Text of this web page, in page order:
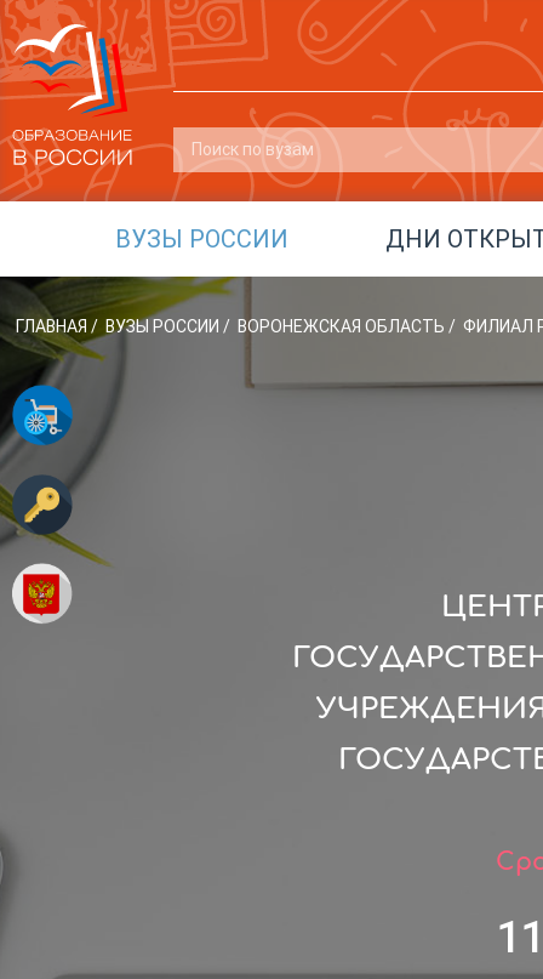
ВУЗЫ РОССИИ ДНИ
ГЛАВНАЯ / ВУЗЫ РОССИИ / ВОРОНЕЖСКАЯ ОБЛАСТЬ / ФИЛИАЛ